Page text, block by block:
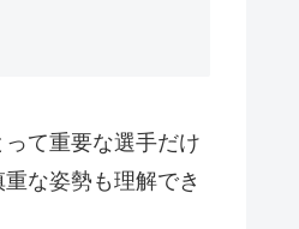
て重要な選手だけ
な姿勢も理解でき